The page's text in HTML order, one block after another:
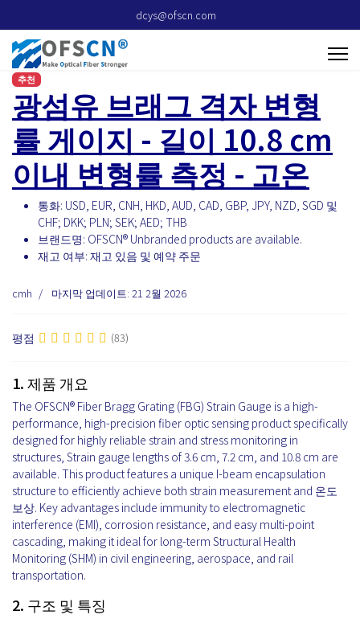
dcys@ofscn.com
추천
광섬유 브래그 격자 변형
률 게이지 - 길이 10.8 cm
이내 변형률 측정 - 고온
통화: USD, EUR, CNH, HKD, AUD, CAD, GBP, JPY, NZD, SGD 및
CHF; DKK; PLN; SEK; AED; THB
브랜드명: OFSCN® Unbranded products are available.
재고 여부: 재고 있음 및 예약 주문
cmh 마지막 업데이트: 21 2월 2026
평점 (83)
1. 제품 개요
The OFSCN® Fiber Bragg Grating (FBG) Strain Gauge is a high-
performance, high-precision fiber optic sensing product specifically
designed for highly reliable strain and stress monitoring in
structures, Strain gauge lengths of 3.6 cm, 7.2 cm, and 10.8 cm are
available. This product features a unique I-beam encapsulation
structure to efficiently achieve both strain measurement and 온도
보상. Key advantages include immunity to electromagnetic
interference (EMI), corrosion resistance, and easy multi-point
cascading, making it ideal for long-term Structural Health
Monitoring (SHM) in civil engineering, aerospace, and rail
transportation.
2. 구조 및 특징